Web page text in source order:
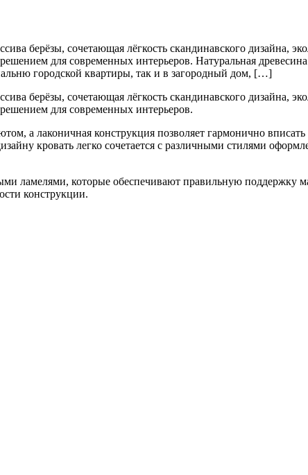
берёзы, сочетающая лёгкость скандинавского дизайна,
для современных интерьеров. Натуральная
городской квартиры, так и в загородный дом, […]
берёзы, сочетающая лёгкость скандинавского дизайна,
для современных интерьеров.
а лаконичная конструкция позволяет гармонично
кровать легко сочетается с различными стилями
ламелями, которые обеспечивают правильную поддержку
конструкции.